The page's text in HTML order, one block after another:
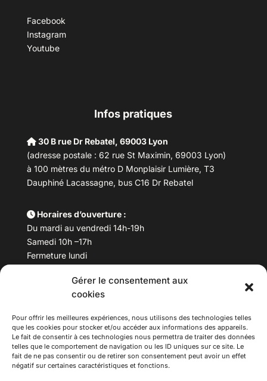
Gérer le consentement aux
cookies
Pour offrir les meilleures expériences, nous utilisons des technologies telles
que les cookies pour stocker et/ou accéder aux informations des appareils.
Le fait de consentir à ces technologies nous permettra de traiter des données
telles que le comportement de navigation ou les ID uniques sur ce site. Le
fait de ne pas consentir ou de retirer son consentement peut avoir un effet
négatif sur certaines caractéristiques et fonctions.
Facebook
Instagram
Youtube
Infos pratiques
30 B rue Dr Rebatel, 69003 Lyon
(adresse postale : 62 rue St Maximin, 69003 Lyon)
à 100 mètres du métro D Monplaisir Lumière, T3
Dauphiné Lacassagne, bus C16 Dr Rebatel
Horaires d’ouverture :
Du mardi au vendredi 14h-19h
Samedi 10h –17h
Fermeture lundi
Téléphone : 04 78 53 06 40
maisondesculturesasiatiques@asiexpo.com